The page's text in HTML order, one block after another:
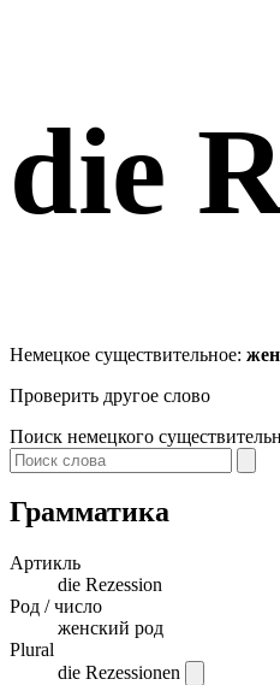
die
Немецкое существительное:
Проверить другое слово
Поиск немецкого
Грамматика
Артикль
die Rezession
Род / число
женский род
Plural
die Rezessionen